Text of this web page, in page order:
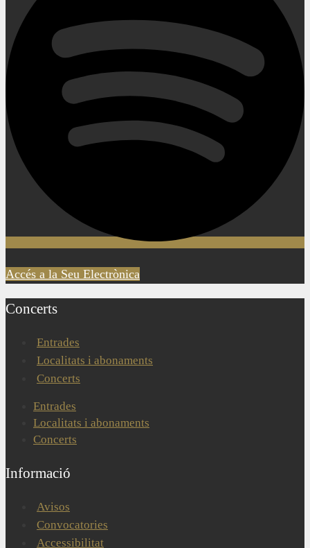
Accés a la Seu Electrònica
Concerts
Entrades
Localitats i abonaments
Concerts
Entrades
Localitats i abonaments
Concerts
Informació
Avisos
Convocatories
Accessibilitat